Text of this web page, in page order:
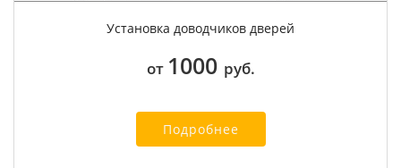
Установка доводчиков дверей
от 1000 руб.
Подробнее